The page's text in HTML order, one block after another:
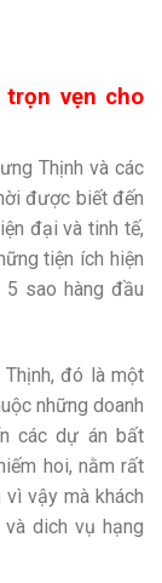
vẹn cho
Thịnh và các
được biết đến
đại và tinh tế,
tiện ích hiện
sao hàng đầu
đó là một
những doanh
các dự án bất
hoi, nằm rất
vậy mà khách
dich vụ hạng